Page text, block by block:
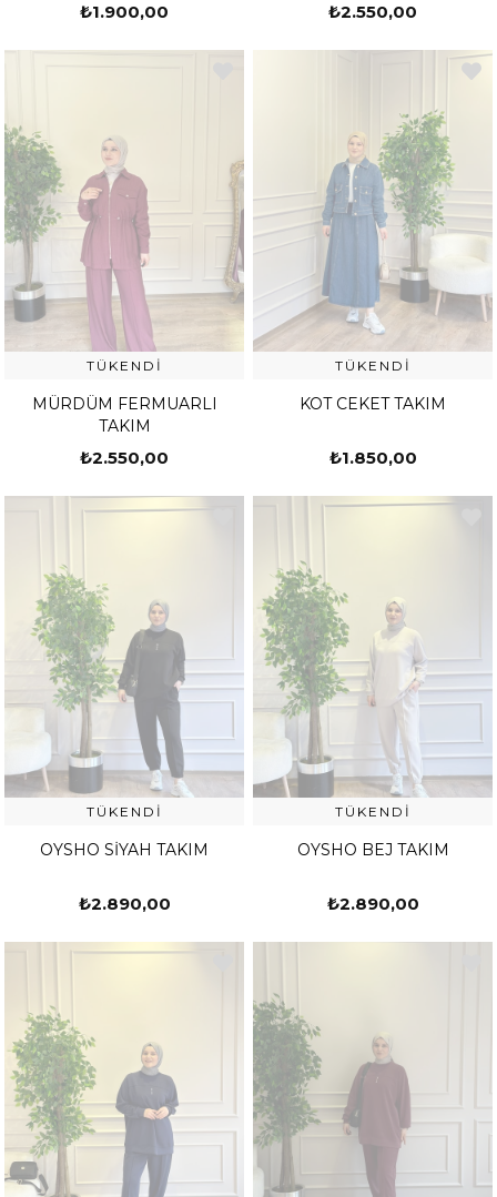
₺1.900,00 ₺2.550,00
TÜKENDI
MÜRDÜM FERMUARLI
TAKIM
₺2.550,00
TÜKENDI
KOT CEKET TAKIM
₺1.850,00
TÜKENDI
OYSHO SİYAH TAKIM
₺2.890,00
TÜKENDI
OYSHO BEJ TAKIM
₺2.890,00